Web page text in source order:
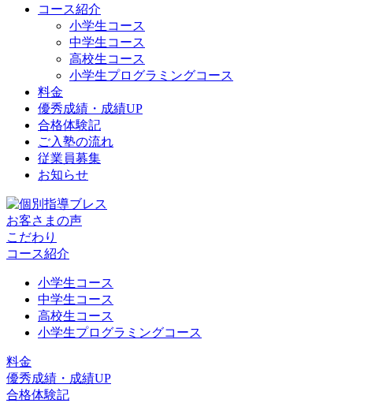
コース紹介
小学生コース
中学生コース
高校生コース
小学生プログラミングコース
料金
優秀成績・成績UP
合格体験記
ご入塾の流れ
従業員募集
お知らせ
お客さまの声
こだわり
コース紹介
小学生コース
中学生コース
高校生コース
小学生プログラミングコース
料金
優秀成績・成績UP
合格体験記